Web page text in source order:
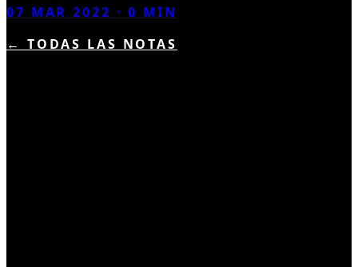
07 MAR 2022 ·0 MIN
← TODAS LAS NOTAS